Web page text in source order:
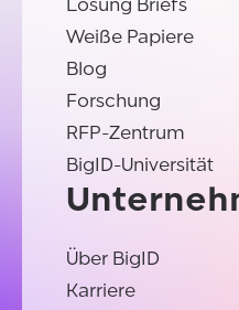
Lösung Briefs
Weiße Papiere
Blog
Forschung
RFP-Zentrum
BigID-Universität
Über BigID
Karriere